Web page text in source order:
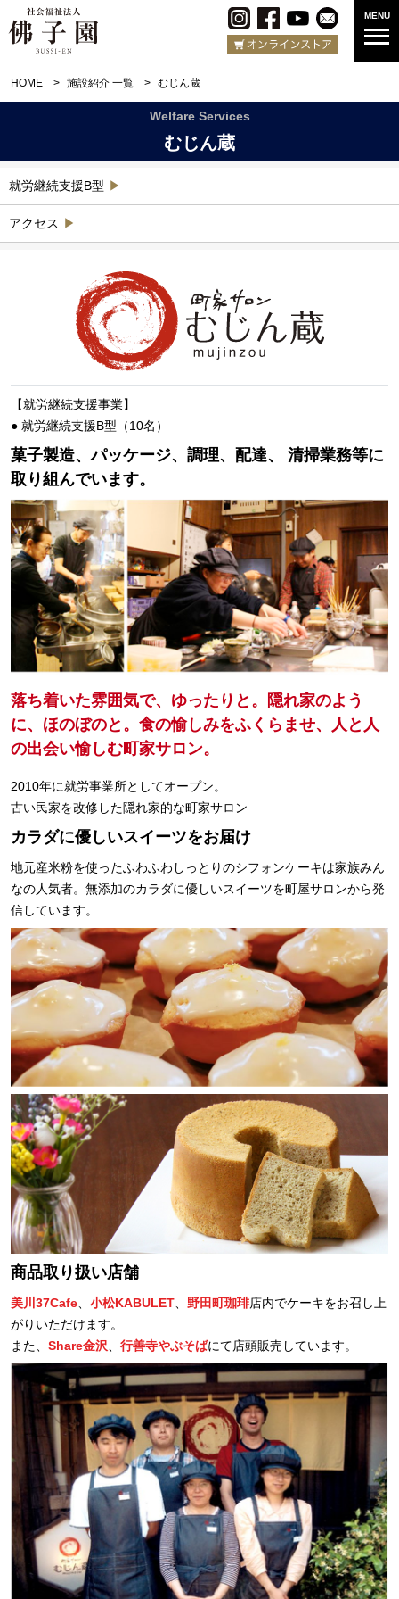
MENU
HOME 施設紹介 一覧 むじん蔵
Welfare Services
むじん蔵
就労継続支援B型
アクセス
【就労継続支援事業】
● 就労継続支援B型（10名）
菓子製造、パッケージ、調理、配達、
清掃業務等に
取り組んでいます。
落ち着いた雰囲気で、ゆったりと。隠れ家のよう
に、ほのぼのと。 食の愉しみをふくらませ、人と人
の出会い愉しむ町家サロン。
2010年に就労事業所としてオープン。
古い民家を改修した隠れ家的な町家サロン
カラダに優しいスイーツをお届け
地元産米粉を使ったふわふわしっとりのシフォンケーキは家族みん
なの人気者。無添加のカラダに優しいスイーツを町屋サロンから発
信しています。
商品取り扱い店舗
美川37Cafe 小松KABULET 野田町珈琲店内でケーキをお召し上
がりいただけます。
また、 Share金沢 行善寺やぶそばにて店頭販売しています。